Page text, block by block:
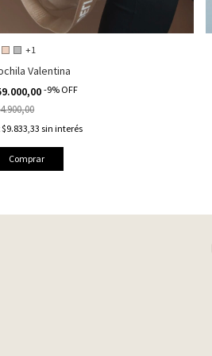
+1
Valentina
-9% OFF
$9.833,33 sin interés
Comprar